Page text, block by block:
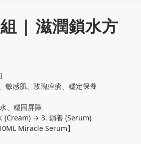
| 滋潤鎖水方
敏感肌、玫瑰痤瘡、穩定保養
、穩固屏障
(Cream) → 3. 鎖養 (Serum)
Miracle Serum】